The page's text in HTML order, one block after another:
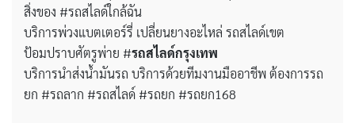
สิ่งของ #รถสไลด์ใกล้ฉัน
บริการพ่วงแบตเตอร์รี่ เปลี่ยนยางอะไหล่ รถสไลด์เขต
ป้อมปราบศัตรูพ่าย #รถสไลด์กรุงเทพ
บริการนำส่งน้ำมันรถ บริการด้วยทีมงานมืออาชีพ ต้องการรถ
ยก #รถลาก #รถสไลด์ #รถยก #รถยก168